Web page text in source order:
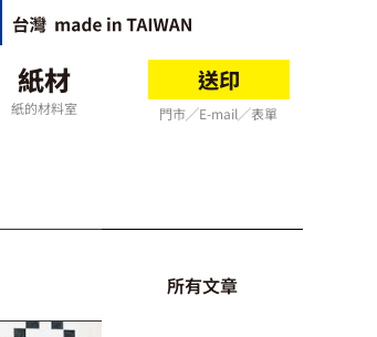
紙材
紙的材料室
送印
門市╱E-mail╱表單
所有文章